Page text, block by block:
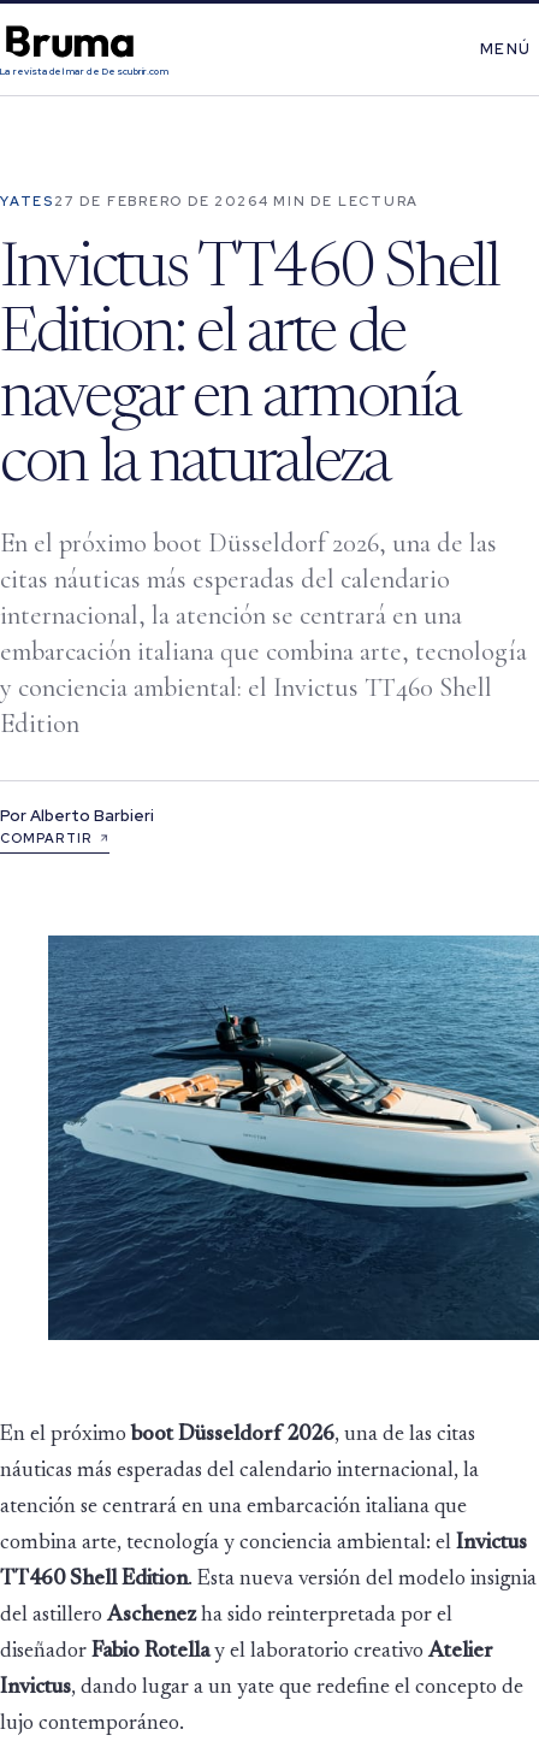
La revista del mar de Descubrir.com
MENÚ
YATES 27 DE FEBRERO DE 20264 MIN DE LECTURA
Invictus TT460 Shell
Edition: el arte de
navegar en armonía
con la naturaleza
En el próximo boot Düsseldorf 2026, una de las
citas náuticas más esperadas del calendario
internacional, la atención se centrará en una
embarcación italiana que combina arte, tecnología
y conciencia ambiental: el Invictus TT460 Shell
Edition
PorAlberto Barbieri
COMPARTIR
En el próximo boot Düsseldorf 2026, una de las citas
náuticas más esperadas del calendario internacional, la
atención se centrará en una embarcación italiana que
combina arte, tecnología y conciencia ambiental: el Invictus
TT460 Shell Edition. Esta nueva versión del modelo insignia
del astilleroAschenezha sido reinterpretada por el
diseñador Fabio Rotellay el laboratorio creativoAtelier
Invictus, dando lugar a un yate que redefine el concepto de
lujo contemporáneo.